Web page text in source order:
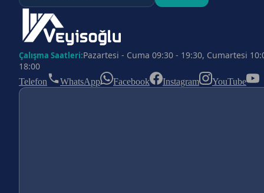
Çalışma Saatleri:Pazartesi - Cuma 09:30 - 19:30, Cumartesi
18:00
Telefon WhatsApp Facebook Instagram YouTube